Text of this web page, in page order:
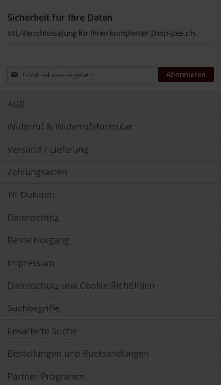
Sicherheit für Ihre Daten
SSL-Verschlüsselung für Ihren kompletten Shop-Besuch.
Anmeldung
Abonnieren
AGB
Widerruf & Widerrufsformular
Versand / Lieferung
Zahlungsarten
Yii-Dukaten
Datenschutz
Bestellvorgang
Impressum
Datenschutz und Cookie-Richtlinien
Suchbegriffe
Erweiterte Suche
Bestellungen und Rücksendungen
Partner-Programm